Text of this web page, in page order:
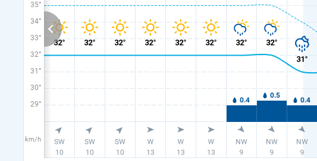
35°
34°
33°
32°
31°
30°
29°
km/h